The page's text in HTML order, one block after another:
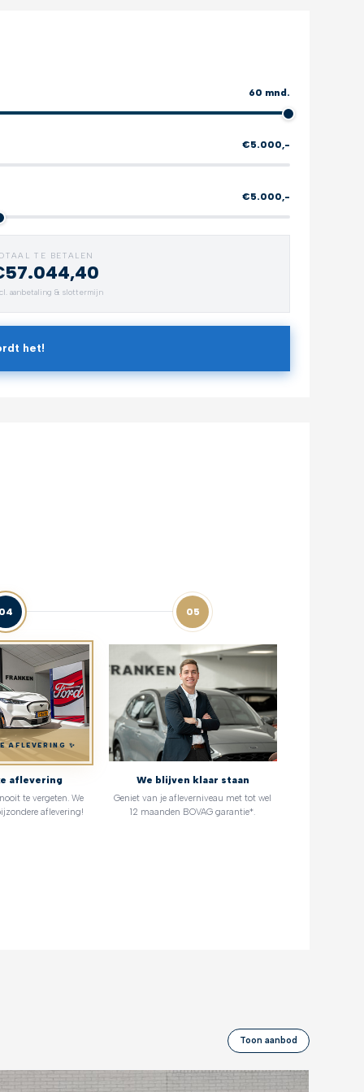
Verlengde garantie
60 mnd.
€5.000,-
€5.000,-
TE BETALEN
aanbetaling & slottermijn
het!
04
AFLEVERING ✨
aflevering
te vergeten. We
aflevering!
05
We blijven klaar staan
Geniet van je afleverniveau met tot wel
12 maanden BOVAG garantie*.
Toon aanbod